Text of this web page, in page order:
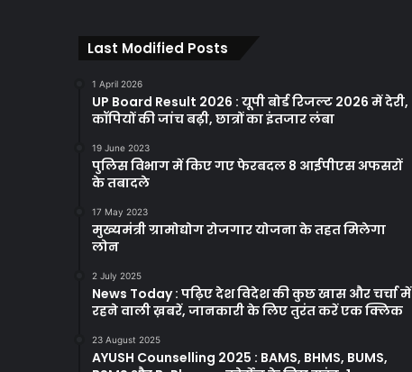
Last Modified Posts
1 April 2026
UP Board Result 2026 : यूपी बोर्ड रिजल्ट 2026 में देरी,
कॉपियों की जांच बढ़ी, छात्रों का इंतजार लंबा
19 June 2023
पुलिस विभाग में किए गए फेरबदल 8 आईपीएस अफसरों
के तबादले
17 May 2023
मुख्यमंत्री ग्रामोद्योग रोजगार योजना के तहत मिलेगा
लोन
2 July 2025
News Today : पढ़िए देश विदेश की कुछ खास और चर्चा में
रहने वाली ख़बरें, जानकारी के लिए तुरंत करें एक क्लिक
23 August 2025
AYUSH Counselling 2025 : BAMS, BHMS, BUMS,